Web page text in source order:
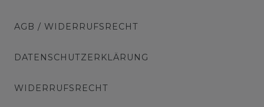
AGB / WIDERRUFSRECHT
DATENSCHUTZERKLÄRUNG
WIDERRUFSRECHT